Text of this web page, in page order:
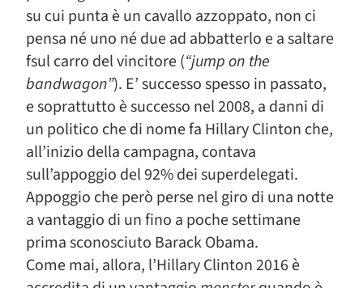
su cui punta è un cavallo azzoppato, non ci
pensa né uno né due ad abbatterlo e a saltare
fsul carro del vincitore (“jump on the
bandwagon”). E’ successo spesso in passato,
e soprattutto è successo nel 2008, a danni di
un politico che di nome fa Hillary Clinton che,
all’inizio della campagna, contava
sull’appoggio del 92% dei superdelegati.
Appoggio che però perse nel giro di una notte
a vantaggio di un fino a poche settimane
prima sconosciuto Barack Obama.
Come mai, allora, l’Hillary Clinton 2016 è